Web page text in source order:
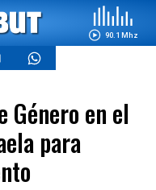
90.1 Mhz
Género en el
para